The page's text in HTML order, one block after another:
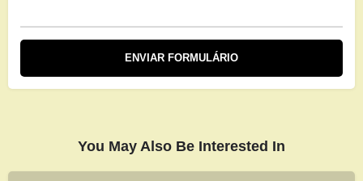
You May Also Be Interested In